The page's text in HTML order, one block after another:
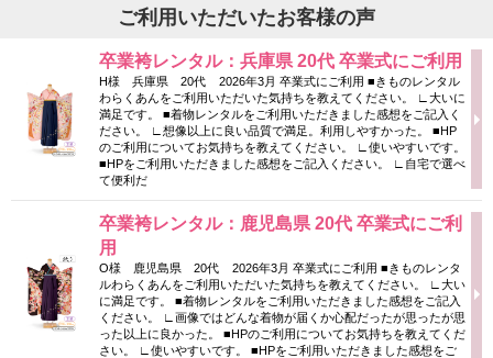
ご利用いただいたお客様の声
卒業袴レンタル：兵庫県 20代 卒業式にご利用
H様 兵庫県 20代 2026年3月 卒業式にご利用 ■きものレンタル
わらくあんをご利用いただいた気持ちを教えてください。 ∟大いに
満足です。 ■着物レンタルをご利用いただきました感想をご記入く
ださい。 ∟想像以上に良い品質で満足。利用しやすかった。 ■HP
のご利用についてお気持ちを教えてください。 ∟使いやすいです。
■HPをご利用いただきました感想をご記入ください。 ∟自宅で選べ
て便利だ
卒業袴レンタル：鹿児島県 20代 卒業式にご利
用
O様 鹿児島県 20代 2026年3月 卒業式にご利用 ■きものレンタ
ルわらくあんをご利用いただいた気持ちを教えてください。 ∟大い
に満足です。 ■着物レンタルをご利用いただきました感想をご記入
ください。 ∟画像ではどんな着物が届くか心配だったが思ったが思
った以上に良かった。 ■HPのご利用についてお気持ちを教えてくだ
さい。 ∟使いやすいです。 ■HPをご利用いただきました感想をご